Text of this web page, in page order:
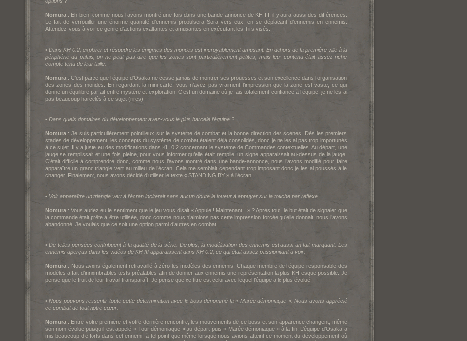
Nomura: Eh bien, comme nous l’avons montré une fois dans une bande-annonce de KH III, il y aura aussi des différences.
Le fait de verrouiller une énorme quantité d’ennemis propulsera Sora vers eux, en se déplaçant d’ennemis en ennemis.
Attendez-vous à voir ce genre d’actions exaltantes et amusantes en exécutant les Tirs visés.
• Dans KH 0.2, explorer et résoudre les énigmes des mondes est incroyablement amusant. En dehors de la première ville à la
périphérie du palais, on ne peut pas dire que les zones sont particulièrement petites, mais leur contenu était assez riche
compte tenu de leur taille.
Nomura: C’est parce que l’équipe d’Osaka ne cesse jamais de montrer ses prouesses et son excellence dans l’organisation
des zones des mondes. En regardant la mini-carte, vous n’avez pas vraiment l’impression que la zone est vaste, ce qui
donne un équilibre parfait entre mystère et exploration. C’est un domaine où je fais totalement confiance à l’équipe, je ne les ai
pas beaucoup harcelés à ce sujet (rires).
• Dans quels domaines du développement avez-vous le plus harcelé l’équipe ?
Nomura: Je suis particulièrement pointilleux sur le système de combat et la bonne direction des scènes. Dès les premiers
stades de développement, les concepts du système de combat étaient déjà consolidés, donc je ne les ai pas trop importunés
à ce sujet. Il y a juste eu des modifications dans KH 0.2 concernant le système de Commandes contextuelles. Au départ, une
jauge se remplissait et une fois pleine, pour vous informer qu’elle était remplie, un signe apparaissait au-dessus de la jauge.
C’était difficile à comprendre donc, comme nous l’avons montré dans une bande-annonce, nous l’avons modifié pour faire
apparaître un grand triangle vert au milieu de l’écran. Cela me semblait cependant trop imposant donc je les ai poussés à le
changer. Finalement, nous avons décidé d’utiliser le texte « STANDING BY » à l’écran.
• Voir apparaître un triangle vert à l’écran inciterait sans aucun doute le joueur à appuyer sur la touche par réflexe.
Nomura: Vous auriez eu le sentiment que le jeu vous disait « Appuie ! Maintenant ! » ? Après tout, le but était de signaler que
la commande était prête à être utilisée, donc comme nous n’aimions pas cette impression forcée qu’elle donnait, nous l’avons
abandonné. Je voulais que ce soit une option parmi d’autres en combat.
•De telles pensées contribuent à la qualité de la série. De plus, la modélisation des ennemis est aussi un fait marquant. Les
ennemis aperçus dans les vidéos de KH III apparaissent dans KH 0.2, ce qui était assez passionnant à voir.
Nomura: Nous avons également retravaillé à zéro les modèles des ennemis. Chaque membre de l’équipe responsable des
modèles a fait d’innombrables tests préalables afin de donner aux ennemis une représentation la plus KH-esque possible. Je
pense que le fruit de leur travail transparaît. Je pense que ce titre est celui avec lequel l’équipe a le plus évolué.
•Nous pouvons ressentir toute cette détermination avec le boss dénommé la « Marée démoniaque ». Nous avons apprécié
ce combat de tout notre cœur.
Nomura: Entre votre première et votre dernière rencontre, les mouvements de ce boss et son apparence changent, même
son nom évolue puisqu’il est appelé « Tour démoniaque » au départ puis « Marée démoniaque » à la fin. L’équipe d’Osaka a
mis beaucoup d’efforts dans cet ennemi, à tel point que même lorsque nous avions atteint ce moment du développement où